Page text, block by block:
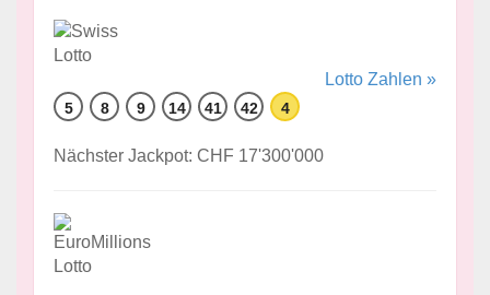
Lotto Zahlen »
5 8 9 14 41 42 4
Nächster Jackpot: CHF 17'300'000